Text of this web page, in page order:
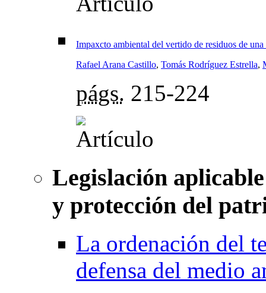
Impaxcto ambiental del vertido de residuos de
Rafael Arana Castillo, Tomás Rodríguez Estrella,
págs. 215-224
Legislación
y protección del
La ordenación del
defensa del medio